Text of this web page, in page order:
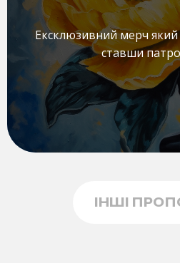
Ексклюзивний мерч
ставши
ІНШІ